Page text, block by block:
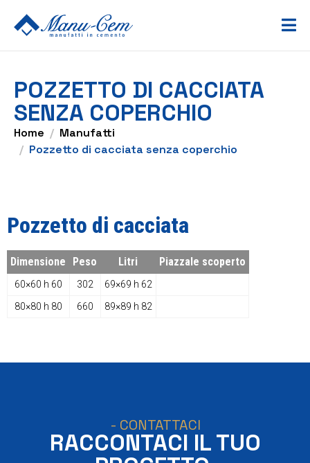
POZZETTO DI CACCIATA
SENZA COPERCHIO
Home
Manufatti
Pozzetto di cacciata senza coperchio
Pozzetto di cacciata
Dimensione Peso Litri Piazzale scoperto
60×60 h 60 302
69×69 h 62
80×80 h 80
660 89×89 h 82
- CONTATTACI
RACCONTACI IL TUO